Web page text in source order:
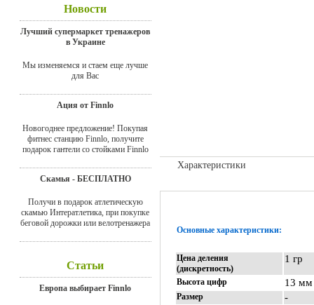
Новости
Лучший супермаркет тренажеров
в Украине
Мы изменяемся и стаем еще лучше
для Вас
Ация от Finnlo
Новогоднее предложение! Покупая
фитнес станцию Finnlo, получите
подарок гантели со стойками Finnlo
Скамья - БЕСПЛАТНО
Получи в подарок атлетическую
скамью Интератлетика, при покупке
беговой дорожки или велотренажера
Статьи
Европа выбирает Finnlo
Характеристики
Основные характеристики:
Цена деления
(дискретность)
1 гр
Высота цифр 13
Размер -